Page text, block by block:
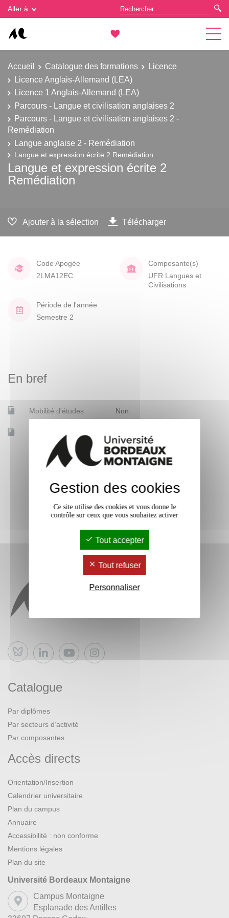
Aller à
Accueil Catalogue des formations
Licence
Licence Anglais-Allemand (LEA)
Licence 1 Anglais-Allemand (LEA)
Parcours - Langue et civilisation anglaises 2
Parcours - Langue et civilisation anglaises 2 -
Remédiation
Langue anglaise 2 - Remédiation
Langue et expression écrite 2 Remédiation
Langue et expression écrite 2
Remédiation
Ajouter à la sélection Télécharger
Code Apogée
2LMA12EC
Composante(s)
UFR Langues et
Civilisations
Période de l'année
Semestre 2
En bref
Mobilité d'études Non
Bluesky
Catalogue
Par diplômes
Par secteurs d’activité
Par composantes
Accès directs
Orientation/Insertion
Calendrier universitaire
Plan du campus
Annuaire
Accessibilité : non conforme
Mentions légales
Plan du site
Université Bordeaux Montaigne
Campus Montaigne
Esplanade des Antilles
Gestion des cookies
Gestion des cookies
Ce site utilise des cookies et vous donne le
contrôle sur ceux que vous souhaitez activer
Tout accepter
Tout refuser
Personnaliser